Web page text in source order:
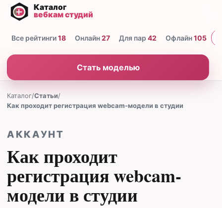
Все рейтинги18 Онлайн27 Для пар 42 Офлайн105
Стать моделью
Каталог/Статьи/
Как проходит регистрация webcam-модели в студии
АККАУНТ
Как проходит
регистрация webcam-
модели в студии